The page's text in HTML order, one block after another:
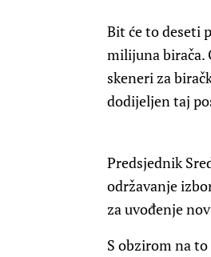
Bit će to deseti
milijuna birača.
skeneri za
dodijeljen taj
Predsjednik
održavanje
za uvođenje
S obzirom na